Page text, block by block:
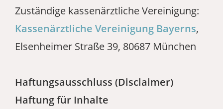
Zuständige kassenärztliche Vereinigung:
Kassenärztliche Vereinigung Bayerns,
Elsenheimer Straße 39, 80687 München
Haftungsausschluss (Disclaimer)
Haftung für Inhalte